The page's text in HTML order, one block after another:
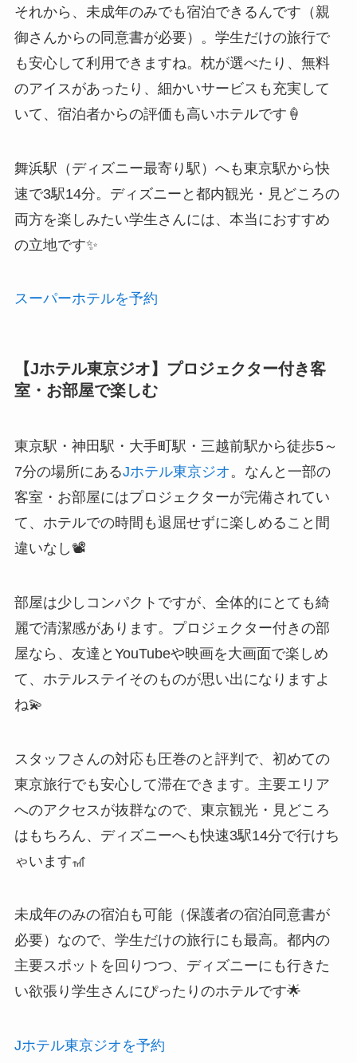
それから、未成年のみでも宿泊できるんです（親
御さんからの同意書が必要）。学生だけの旅行で
も安心して利用できますね。枕が選べたり、無料
のアイスがあったり、細かいサービスも充実して
いて、宿泊者からの評価も高いホテルです🍦
舞浜駅（ディズニー最寄り駅）へも東京駅から快
速で3駅14分。ディズニーと都内観光・見どころの
両方を楽しみたい学生さんには、本当におすすめ
の立地です✨
スーパーホテルを予約
【Jホテル東京ジオ】プロジェクター付き客
室・お部屋で楽しむ
東京駅・神田駅・大手町駅・三越前駅から徒歩5～
7分の場所にあるJホテル東京ジオ 。なんと一部の
客室・お部屋にはプロジェクターが完備されてい
て、ホテルでの時間も退屈せずに楽しめること間
違いなし📽️
部屋は少しコンパクトですが、全体的にとても綺
麗で清潔感があります。プロジェクター付きの部
屋なら、友達とYouTubeや映画を大画面で楽しめ
て、ホテルステイそのものが思い出になりますよ
ね💫
スタッフさんの対応も圧巻のと評判で、初めての
東京旅行でも安心して滞在できます。主要エリア
へのアクセスが抜群なので、東京観光・見どころ
はもちろん、ディズニーへも快速3駅14分で行けち
ゃいます🎢
未成年のみの宿泊も可能（保護者の宿泊同意書が
必要）なので、学生だけの旅行にも最高。都内の
主要スポットを回りつつ、ディズニーにも行きた
い欲張り学生さんにぴったりのホテルです🌟
Jホテル東京ジオを予約